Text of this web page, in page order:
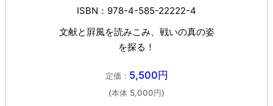
ISBN：978-4-585-22222-4
文献と屛風を読みこみ、戦いの真の姿
を探る！
定価： 5,500円
(本体 5,000円)